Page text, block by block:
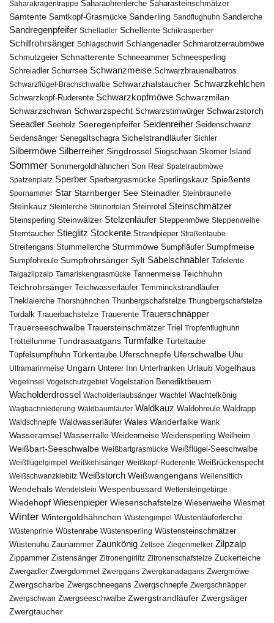
Saharakragentrappe Saharaohrenlerche Saharasteinschmätzer
Samtente Samtkopf-Grasmücke Sanderling Sandflughuhn Sandlerche
Sandregenpfeifer Schelladler Schellente Schikrasperber
Schilfrohrsänger Schlagschwirl Schlangenadler Schmarotzerraubmöwe
Schmutzgeier Schnatterente Schneeammer Schneesperling
Schreiadler Schurrsee Schwanzmeise Schwarzbrauenalbatros
Schwarzflügel-Brachschwalbe Schwarzhalstaucher Schwarzkehlchen
Schwarzkopf-Ruderente Schwarzkopfmöwe Schwarzmilan
Schwarzschwan Schwarzspecht Schwarzstirnwürger Schwarzstorch
Seeadler Seeholz Seeregenpfeifer Seidenreiher Seidenschwanz
Seidensänger Senegaltschagra Sichelstrandläufer Sichler
Silbermöwe Silberreiher Singdrossel Singschwan Skomer Island
Sommer Sommergoldhähnchen Son Real Spatelraubmöwe
Spatzenplatz Sperber Sperbergrasmücke Sperlingskauz Spießente
Spornammer Star Starnberger See Steinadler Steinbraunelle
Steinkauz Steinlerche Steinortolan Steinrötel Steinschmätzer
Steinsperling Steinwälzer Stelzenläufer Steppenmöwe Steppenweihe
Sterntaucher Stieglitz Stockente Strandpieper Straßentaube
Streifengans Stummellerche Sturmmöwe Sumpfläufer Sumpfmeise
Sumpfohreule Sumpfrohrsänger Sylt Säbelschnäbler Tafelente
Taigazilpzalp Tamariskengrasmücke Tannenmeise Teichhuhn
Teichrohrsänger Teichwasserläufer Temminckstrandläufer
Theklalerche Thorshühnchen Thunbergschafstelze Thungbergschafstelze
Tordalk Trauerbachstelze Trauerente Trauerschnäpper
Trauerseeschwalbe Trauersteinschmätzer Triel Tropfenflughuhn
Trottellumme Tundrasaatgans Turmfalke Turteltaube
Tüpfelsumpfhuhn Türkentaube Uferschnepfe Uferschwalbe Uhu
Ultramarinmeise Ungarn Unterer Inn Unterfranken Urlaub Vogelhaus
Vogelinsel Vogelschutzgebiet Vogelstation Benediktbeuern
Wacholderdrossel Wacholderlaubsänger Wachtel Wachtelkönig
Wagbachniederung Waldbaumläufer Waldkauz Waldohreule Waldrapp
Waldschnepfe Waldwasserläufer Wales Wanderfalke Wank
Wasseramsel Wasserralle Weidenmeise Weidensperling Weilheim
Weißbart-Seeschwalbe Weißbartgrasmücke Weißflügel-Seeschwalbe
Weißflügelgimpel Weißkehlsänger Weißkopf-Ruderente Weißrückenspecht
Weißschwanzkiebitz Weißstorch Weißwangengans Wellensittich
Wendehals Wendelstein Wespenbussard Wettersteingebirge
Wiedehopf Wiesenpieper Wiesenschafstelze Wiesenweihe Wiesmet
Winter Wintergoldhähnchen Wüstengimpel Wüstenläuferlerche
Wüstenprinie Wüstenrabe Wüstensperling Wüstensteinschmätzer
Wüstenuhu Zaunammer Zaunkönig Zellsee Ziegenmelker Zilpzalp
Zippammer Zistensänger Zitronengirlitz Zitronenschafstelze Zuckerteiche
Zwergadler Zwergdommel Zwerggans Zwergkanadagans Zwergmöwe
Zwergscharbe Zwergschneegans Zwergschnepfe Zwergschnäpper
Zwergschwan Zwergseeschwalbe Zwergstrandläufer Zwergsäger
Zwergtaucher